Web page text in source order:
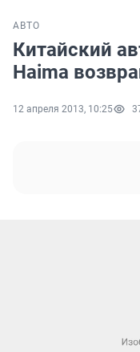
АВТО
Китайский
Haima
12 апреля 2013, 10:25